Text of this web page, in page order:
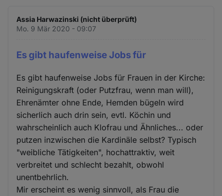
Assia Harwazinski (nicht überprüft)
Mo. 9 Mär 2020 - 09:07
Es gibt haufenweise Jobs für
Es gibt haufenweise Jobs für Frauen in der Kirche:
Reinigungskraft (oder Putzfrau, wenn man will),
Ehrenämter ohne Ende, Hemden bügeln wird
sicherlich auch drin sein, evtl. Köchin und
wahrscheinlich auch Klofrau und Ähnliches... oder
putzen inzwischen die Kardinäle selbst? Typisch
"weibliche Tätigkeiten", hochattraktiv, weit
verbreitet und schlecht bezahlt, obwohl
unentbehrlich.
Mir erscheint es wenig sinnvoll, als Frau die